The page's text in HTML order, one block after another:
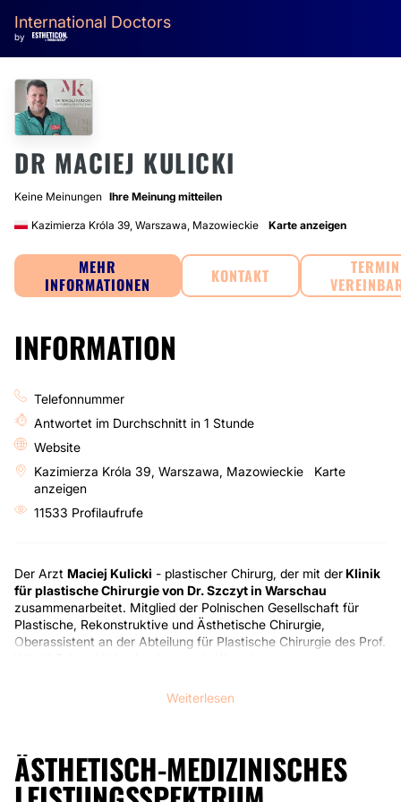
International Doctors
by
DR MACIEJ KULICKI
Keine Meinungen Ihre Meinung mitteilen
Kazimierza Króla 39, Warszawa, Mazowieckie Karte anzeigen
MEHR
INFORMATIONEN
KONTAKT
TERMIN
INFORMATION
Telefonnummer
Antwortet im Durchschnitt in 1 Stunde
Website
Kazimierza Króla 39, Warszawa, Mazowieckie
Karte
anzeigen
11533 Profilaufrufe
Der Arzt Maciej Kulicki - plastischer Chirurg, der mit derKlinik
für plastische Chirurgie von Dr. Szczyt in Warschau
zusammenarbeitet. Mitglied der Polnischen Gesellschaft für
Plastische, Rekonstruktive und Ästhetische Chirurgie,
Oberassistent an der Abteilung für Plastische Chirurgie des Prof.
für Plastische Chirurgie des Medizinischen Zentrums für
(Augmentation, Mammoplastik, Mastopexie), Facelifting und
Modellierung, plastische Bauchchirurgie und Fettabsaugung
spezialisiert. Er hat auch große Erfahrung in
Weiterlesen
ÄSTHETISCH-MEDIZINISCHES